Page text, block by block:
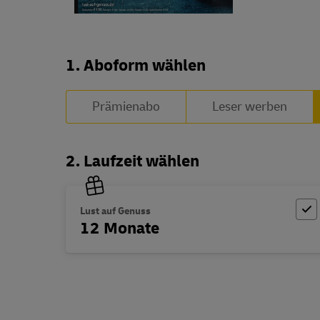
Abo zusammenstellen
1. Aboform wählen
Prämienabo Leser werben
2. Laufzeit wählen
Lust auf Genuss
12 Monate